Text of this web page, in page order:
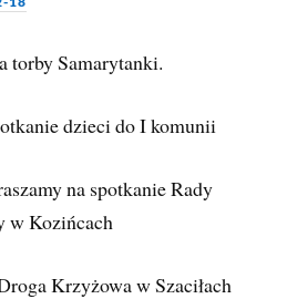
torby Samarytanki.
dzieci do I komunii
na spotkanie Rady
w Kozińcach
Krzyżowa w Szaciłach